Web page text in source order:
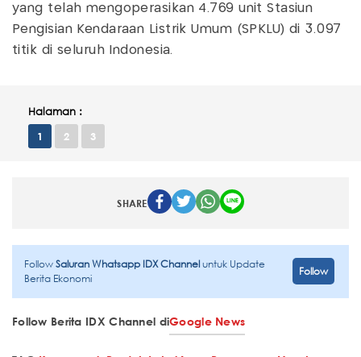
yang telah mengoperasikan 4.769 unit Stasiun
Pengisian Kendaraan Listrik Umum (SPKLU) di 3.097
titik di seluruh Indonesia.
Halaman :
1 2 3
SHARE
FollowSaluran Whatsapp IDX Channeluntuk Update
Berita Ekonomi
Follow
Follow Berita IDX Channel diGoogle News